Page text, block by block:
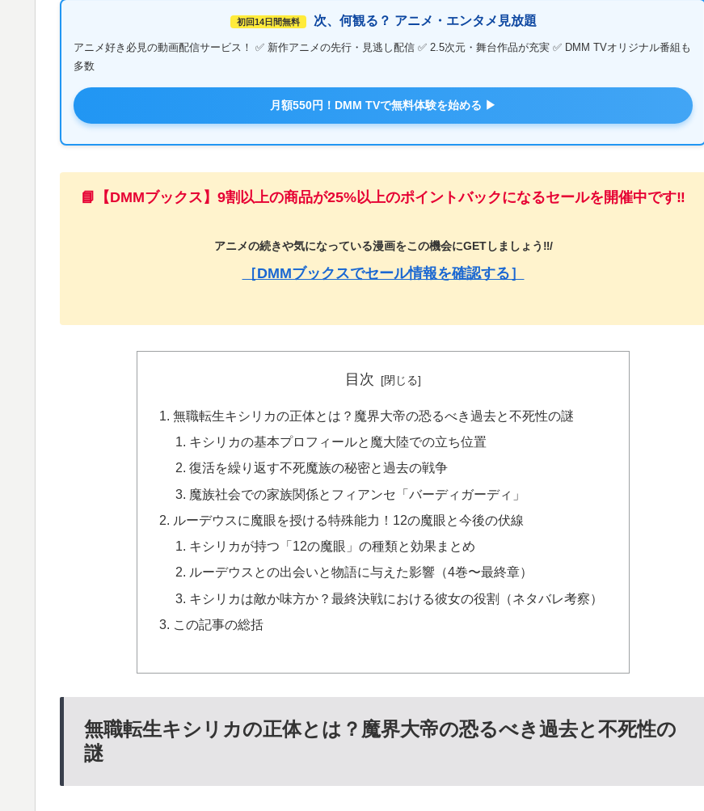
初回14日間無料 次、何観る？ アニメ・エンタメ見放題
アニメ好き必見の動画配信サービス！ ✅ 新作アニメの先行・見逃し配信 ✅ 2.5次元・舞台作品が充実 ✅ DMM TVオリジナル番組も
多数
月額550円！DMM TVで無料体験を始める ▶
📘【DMMブックス】9割以上の商品が25%以上のポイントバックになるセールを開催中です‼️
アニメの続きや気になっている漫画をこの機会にGETしましょう‼️/
［DMMブックスでセール情報を確認する］
目次
無職転生キシリカの正体とは？魔界大帝の恐るべき過去と不死性の謎
キシリカの基本プロフィールと魔大陸での立ち位置
復活を繰り返す不死魔族の秘密と過去の戦争
魔族社会での家族関係とフィアンセ「バーディガーディ」
ルーデウスに魔眼を授ける特殊能力！12の魔眼と今後の伏線
キシリカが持つ「12の魔眼」の種類と効果まとめ
ルーデウスとの出会いと物語に与えた影響（4巻〜最終章）
キシリカは敵か味方か？最終決戦における彼女の役割（ネタバレ考察）
この記事の総括
無職転生キシリカの正体とは？魔界大帝の恐るべき過去と不死性の
謎